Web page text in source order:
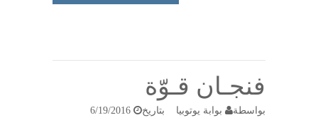
فنجـان قـوّة
بواسطة بوابة يوتوبيا بتاريخ